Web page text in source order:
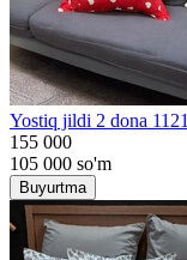
Yostiq jildi 2 dona 1121
155 000
105 000 so'm
Buyurtma